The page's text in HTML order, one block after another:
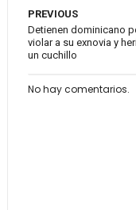
PREVIOUS
Detienen dominicano
violar a su exnovia y
un cuchillo
No hay comentarios.